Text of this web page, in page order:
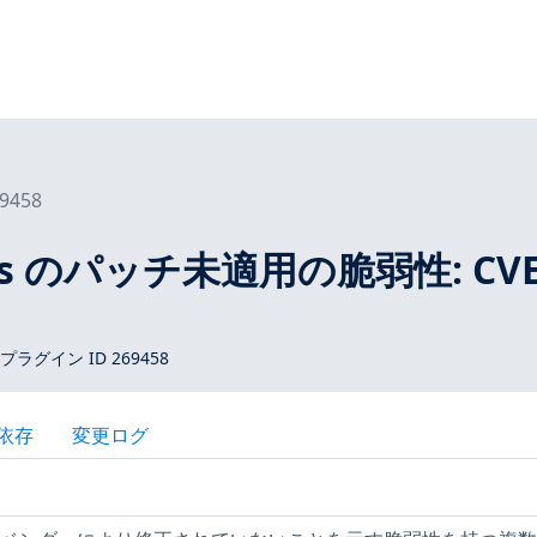
パッチ未適用の脆弱性:
ラグイン ID 269458
存 変更ログ